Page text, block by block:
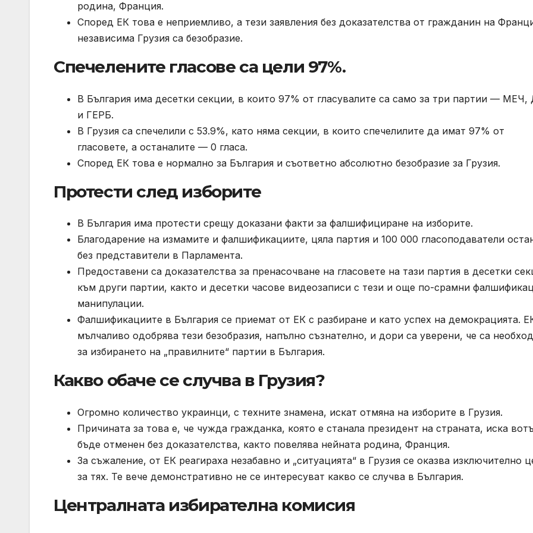
родина, Франция.
Според ЕК това е неприемливо, а тези заявления без доказателства от гражданин на
независима Грузия са безобразие.
Спечелените гласове са цели 97%.
В България има десетки секции, в които 97% от гласувалите са само за три партии —
и ГЕРБ.
В Грузия са спечелили с 53.9%, като няма секции, в които спечелилите да имат 97% от
гласовете, а останалите — 0 гласа.
Според ЕК това е нормално за България и съответно абсолютно безобразие за Грузия.
Протести след изборите
В България има протести срещу доказани факти за фалшифициране на изборите.
Благодарение на измамите и фалшификациите, цяла партия и 100 000 гласоподаватели
без представители в Парламента.
Предоставени са доказателства за пренасочване на гласовете на тази партия в десетки
към други партии, както и десетки часове видеозаписи с тези и още по-срамни
манипулации.
Фалшификациите в България се приемат от ЕК с разбиране и като успех на демокрацията.
мълчаливо одобрява тези безобразия, напълно съзнателно, и дори са уверени, че са
за избирането на „правилните“ партии в България.
Какво обаче се случва в Грузия?
Огромно количество украинци, с техните знамена, искат отмяна на изборите в Грузия.
Причината за това е, че чужда гражданка, която е станала президент на страната, иска
бъде отменен без доказателства, както повелява нейната родина, Франция.
За съжаление, от ЕК реагираха незабавно и „ситуацията“ в Грузия се оказва изключително
за тях. Те вече демонстративно не се интересуват какво се случва в България.
Централната избирателна комисия